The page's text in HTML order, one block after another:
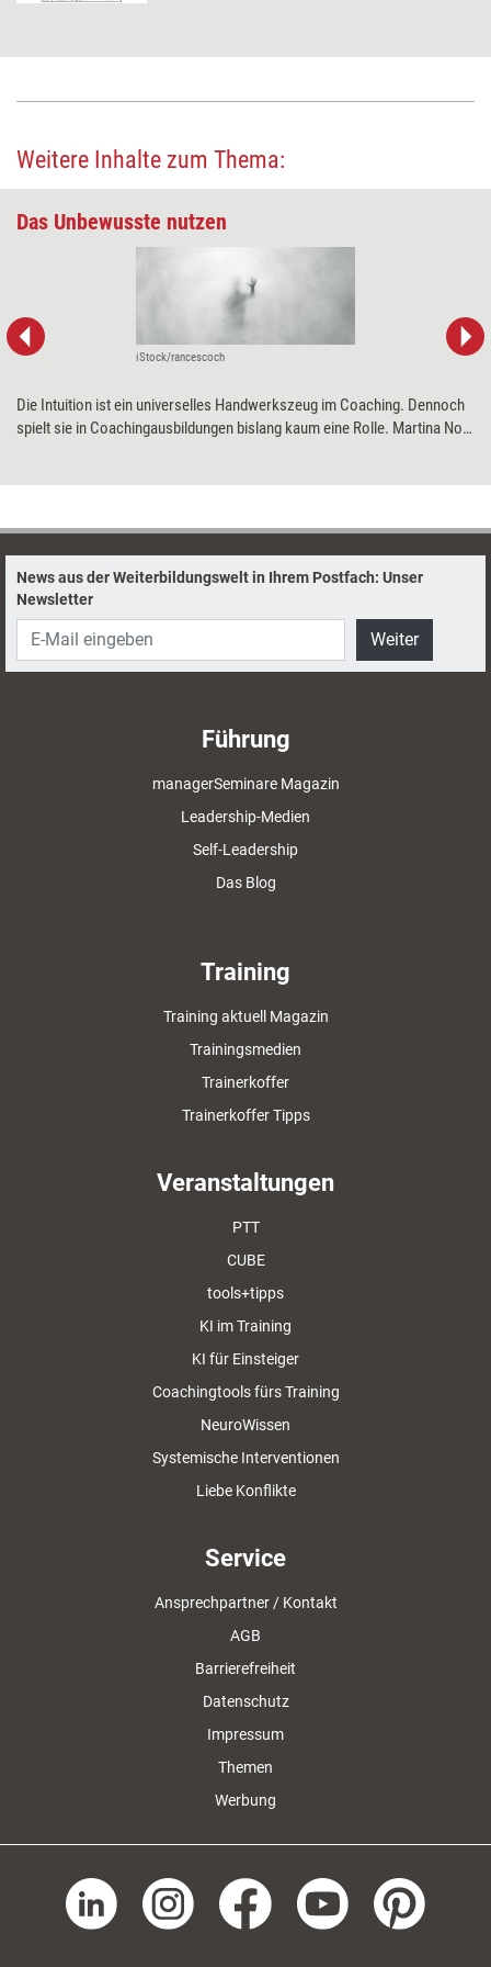
Weitere Inhalte zum Thema:
Das Unbewusste nutzen
iStock/rancescoch
Die Intuition ist ein universelles Handwerkszeug im Coaching. Dennoch
spielt sie in Coachingausbildungen bislang kaum eine Rolle. Martina Nohl
News aus der Weiterbildungswelt in Ihrem Postfach: Unser
Newsletter
Weiter
Führung
managerSeminare Magazin
Leadership-Medien
Self-Leadership
Das Blog
Training
Training aktuell Magazin
Trainingsmedien
Trainerkoffer
Trainerkoffer Tipps
Veranstaltungen
PTT
CUBE
tools+tipps
KI im Training
KI für Einsteiger
Coachingtools fürs Training
NeuroWissen
Systemische Interventionen
Liebe Konflikte
Service
Ansprechpartner / Kontakt
AGB
Barrierefreiheit
Datenschutz
Impressum
Themen
Werbung